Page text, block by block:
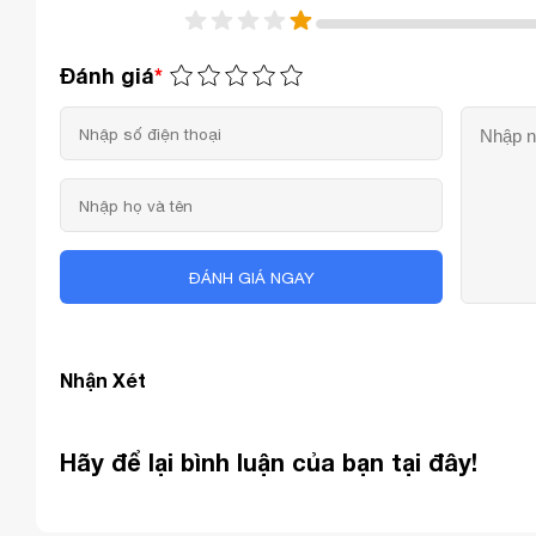
Đánh giá*
ĐÁNH GIÁ NGAY
Nhận Xét
Hãy để lại bình luận của bạn tại đây!